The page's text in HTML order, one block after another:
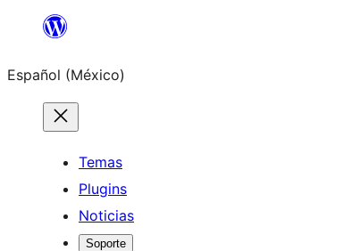
Saltar
contenido
Español (México)
Temas
Plugins
Noticias
Soporte